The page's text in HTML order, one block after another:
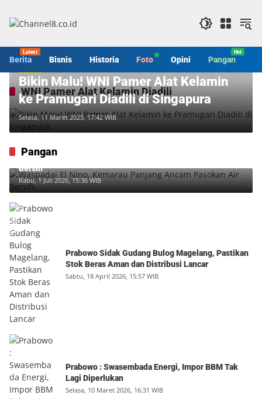
konten
Berita Bisnis Historia Foto Opini Pangan
WNI Pamer Alat Kelamin Diadili
Bikin Malu! WNI Pamer Alat Kelamin
ke Pramugari Diadili di Singapura
Selasa, 11 Maret 2025, 17:42 WIB
Pangan
Waspadai El Nino, Kemarau Panjang Ancam Pasokan Air
Bersih
Rabu, 1 Juli 2026, 15:36 WIB
Prabowo Sidak Gudang Bulog Magelang, Pastikan
Stok Beras Aman dan Distribusi Lancar
Sabtu, 18 April 2026, 15:57 WIB
Prabowo : Swasembada Energi, Impor BBM Tak
Lagi Diperlukan
Selasa, 10 Maret 2026, 16:31 WIB